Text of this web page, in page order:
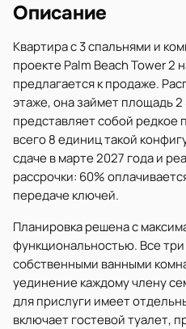
Описание
Квартира с 3 спальнями и
проекте Palm Beach Tower 2
предлагается к продаже.
этаже, она займет площадь 2
представляет собой
всего 8 единиц такой
сдаче в марте 2027 года и
рассрочки: 60%
передаче ключей.
Планировка решена с
функциональностью. Все
собственными ванными
уединение каждому члену
для прислуги имеет
включает гостевой туалет,